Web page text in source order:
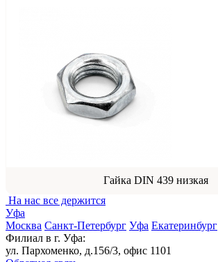
Гайка DIN 439 низкая
На нас все держится
Уфа
Москва Санкт-Петербург Уфа Екатеринбург
Филиал в г. Уфа:
ул. Пархоменко, д.156/3, офис 1101